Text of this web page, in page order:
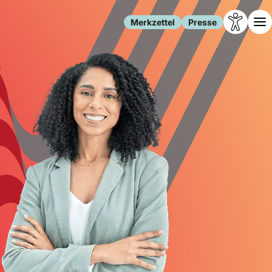
Merkzettel Presse
Leben
Familie
Freizeit
Gesundheit
Internet
Gesellschaft
Forschung
Migration
Polizei
Kultur
Behörden